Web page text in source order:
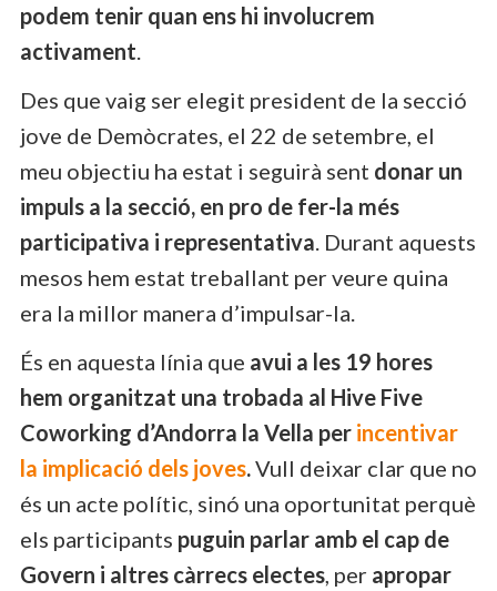
podem tenir quan ens hi involucrem
activament.
Des que vaig ser elegit president de la secció
jove de Demòcrates, el 22 de setembre, el
meu objectiu ha estat i seguirà sent donar un
impuls a la secció, en pro de fer-la més
participativa i representativa. Durant aquests
mesos hem estat treballant per veure quina
era la millor manera d’impulsar-la.
És en aquesta línia que avui a les 19 hores
hem organitzat una trobada al Hive Five
Coworking d’Andorra la Vella per incentivar
la implicació dels joves.Vull deixar clar que no
és un acte polític, sinó una oportunitat perquè
els participants puguin parlar amb el cap de
Govern i altres càrrecs electes, per apropar